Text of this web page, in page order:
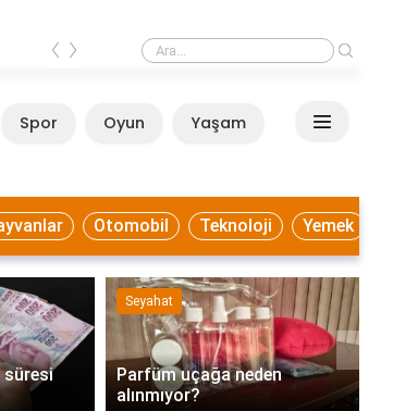
Lamar ve porselen tezgah arasındaki fark nedir?
‹ ›
Spor Oyun Yaşam
Otomobil Teknoloji Yemek
Faydalı Bilgiler
Lamar ve porselen tezgah
arasındaki fark nedir?
›